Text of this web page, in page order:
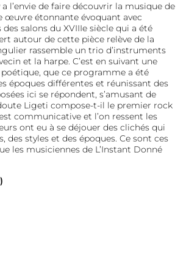
l’envie de faire découvrir la musique de
œuvre étonnante évoquant avec
salons du XVIIIe siècle qui a été
autour de cette pièce relève de la
rassemble un trio d’instruments
et la harpe. C’est en suivant une
que ce programme a été
époques différentes et réunissant des
ici se répondent, s’amusant de
Ligeti compose-t-il le premier rock
communicative et l’on ressent les
ont eu à se déjouer des clichés qui
styles et des époques. Ce sont ces
les musiciennes de L’Instant Donné